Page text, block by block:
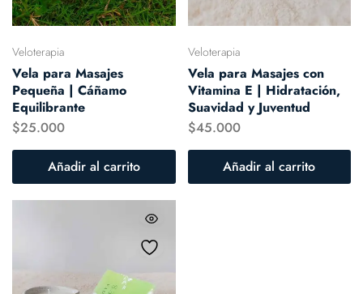
Veloterapia
Vela para Masajes
Pequeña | Cáñamo
Equilibrante
$25.000
Añadir al carrito
Veloterapia
Vela para Masajes con
Vitamina E | Hidratación,
Suavidad y Juventud
$45.000
Añadir al carrito